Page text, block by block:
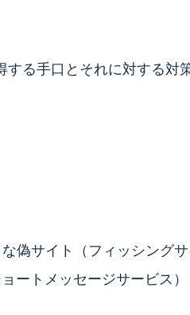
る手口とそれに対する対
偽サイト（フィッシング
ートメッセージサービス）